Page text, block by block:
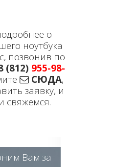
о
ноутбука
позвонив по
(812) 955-98-
СЮДА,
заявку, и
свяжемся.
Вам за